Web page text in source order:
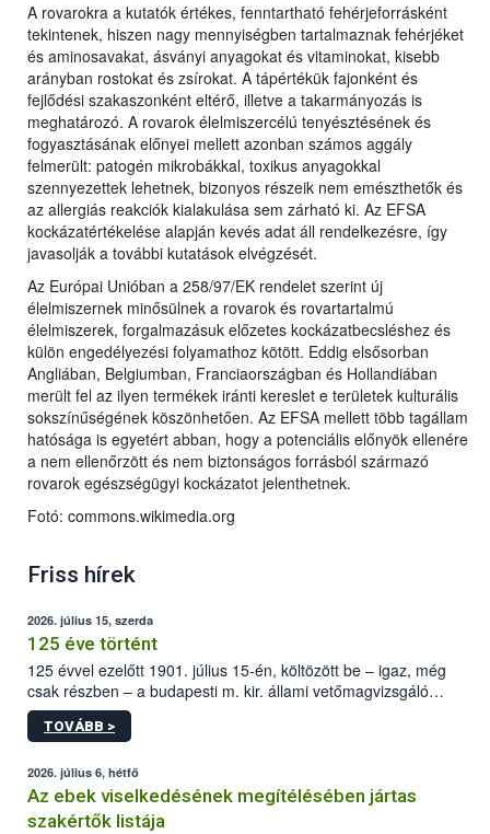
A rovarokra a kutatók értékes, fenntartható fehérjeforrásként
tekintenek, hiszen nagy mennyiségben tartalmaznak fehérjéket
és aminosavakat, ásványi anyagokat és vitaminokat, kisebb
arányban rostokat és zsírokat. A tápértékük fajonként és
fejlődési szakaszonként eltérő, illetve a takarmányozás is
meghatározó. A rovarok élelmiszercélú tenyésztésének és
fogyasztásának előnyei mellett azonban számos aggály
felmerült: patogén mikrobákkal, toxikus anyagokkal
szennyezettek lehetnek, bizonyos részeik nem emészthetők és
az allergiás reakciók kialakulása sem zárható ki. Az EFSA
kockázatértékelése alapján kevés adat áll rendelkezésre, így
javasolják a további kutatások elvégzését.
Az Európai Unióban a 258/97/EK rendelet szerint új
élelmiszernek minősülnek a rovarok és rovartartalmú
élelmiszerek, forgalmazásuk előzetes kockázatbecsléshez és
külön engedélyezési folyamathoz kötött. Eddig elsősorban
Angliában, Belgiumban, Franciaországban és Hollandiában
merült fel az ilyen termékek iránti kereslet e területek kulturális
sokszínűségének köszönhetően. Az EFSA mellett több tagállam
hatósága is egyetért abban, hogy a potenciális előnyök ellenére
a nem ellenőrzött és nem biztonságos forrásból származó
rovarok egészségügyi kockázatot jelenthetnek.
Fotó: commons.wikimedia.org
Friss hírek
2026. július 15, szerda
125 éve történt
125 évvel ezelőtt 1901. július 15-én, költözött be – igaz, még
csak részben – a budapesti m. kir. állami vetőmagvizsgáló
állomás a Kis Rókus utca 15. szám alatti, Czigler Győző által
tervezett új épületébe.
TOVÁBB >
2026. július 6, hétfő
Az ebek viselkedésének megítélésében jártas
szakértők listája